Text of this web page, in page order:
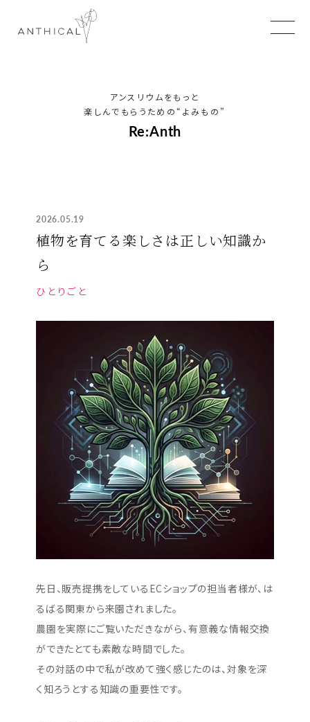
アンスリウムをもっと
楽しんでもらうための“よみもの”
Re:Anth
2026.05.19
植物を育てる楽しさは正しい知識か
ら
ひとりごと
先日、販売提携をしているECショップの担当者様が、は
るばる関東から来園されました。
農園を実際にご覧いただきながら、有意義な情報交換
ができたとても素敵な時間でした。
その対話の中で私が改めて強く感じたのは、対象を深
く知ろうとする知識の重要性です。